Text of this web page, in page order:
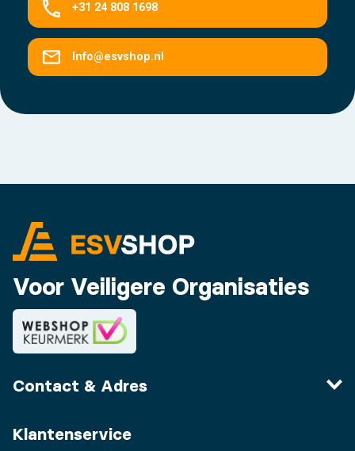
+31 24 808 1698
Info@esvshop.nl
Voor Veiligere Organisaties
Contact & Adres
Klantenservice